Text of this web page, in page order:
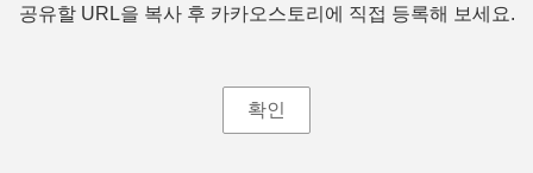
공유할 URL을 복사 후 카카오스토리에 직접 등록해 보세요.
확인